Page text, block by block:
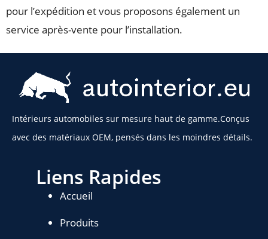
pour l’expédition et vous proposons également un
service après-vente pour l’installation.
Intérieurs automobiles sur mesure haut de gamme.Conçus
avec des matériaux OEM, pensés dans les moindres détails.
Liens Rapides
Accueil
Produits